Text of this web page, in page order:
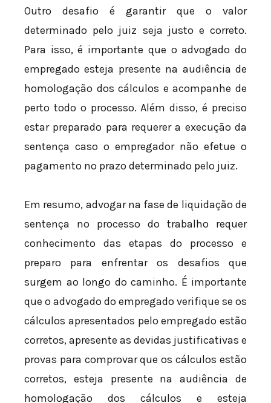
Outro desafio é garantir que o valor
determinado pelo juiz seja justo e correto.
Para isso, é importante que o advogado do
empregado esteja presente na audiência de
homologação dos cálculos e acompanhe de
perto todo o processo. Além disso, é preciso
estar preparado para requerer a execução da
sentença caso o empregador não efetue o
pagamento no prazo determinado pelo juiz.
Em resumo, advogar na fase de liquidação de
sentença no processo do trabalho requer
conhecimento das etapas do processo e
preparo para enfrentar os desafios que
surgem ao longo do caminho. É importante
que o advogado do empregado verifique se os
cálculos apresentados pelo empregado estão
corretos, apresente as devidas justificativas e
provas para comprovar que os cálculos estão
corretos, esteja presente na audiência de
homologação dos cálculos e esteja